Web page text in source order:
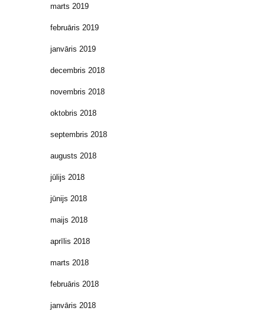
marts 2019
februāris 2019
janvāris 2019
decembris 2018
novembris 2018
oktobris 2018
septembris 2018
augusts 2018
jūlijs 2018
jūnijs 2018
maijs 2018
aprīlis 2018
marts 2018
februāris 2018
janvāris 2018